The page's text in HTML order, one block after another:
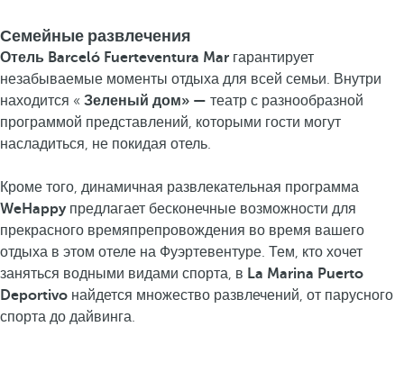
Семейные развлечения
Отель Barceló Fuerteventura Mar гарантирует
незабываемые моменты отдыха для всей семьи. Внутри
находится « Зеленый дом» — театр с разнообразной
программой представлений, которыми гости могут
насладиться, не покидая отель.
Кроме того, динамичная развлекательная программа
WeHappy предлагает бесконечные возможности для
прекрасного времяпрепровождения во время вашего
отдыха в этом отеле на Фуэртевентуре. Тем, кто хочет
заняться водными видами спорта, в La Marina Puerto
Deportivo найдется множество развлечений, от парусного
спорта до дайвинга.